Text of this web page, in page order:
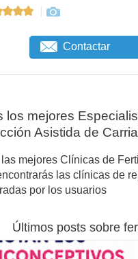
Contactar
los mejores
Asistida de
mejores Clínicas de
las clínicas de
por los usuarios
Últimos posts sobre